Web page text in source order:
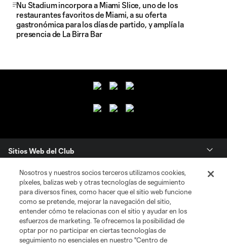
Nu Stadium incorpora a Miami Slice, uno de los
restaurantes favoritos de Miami, a su oferta
gastronómica para los días de partido, y amplía la
presencia de La Birra Bar
Sitios Web del Club
Club
Tickets
News
Nosotros y nuestros socios terceros utilizamos cookies,
píxeles, balizas web y otras tecnologías de seguimiento
para diversos fines, como hacer que el sitio web funcione
como se pretende, mejorar la navegación del sitio,
entender cómo te relacionas con el sitio y ayudar en los
esfuerzos de marketing. Te ofrecemos la posibilidad de
optar por no participar en ciertas tecnologías de
seguimiento no esenciales en nuestro "Centro de